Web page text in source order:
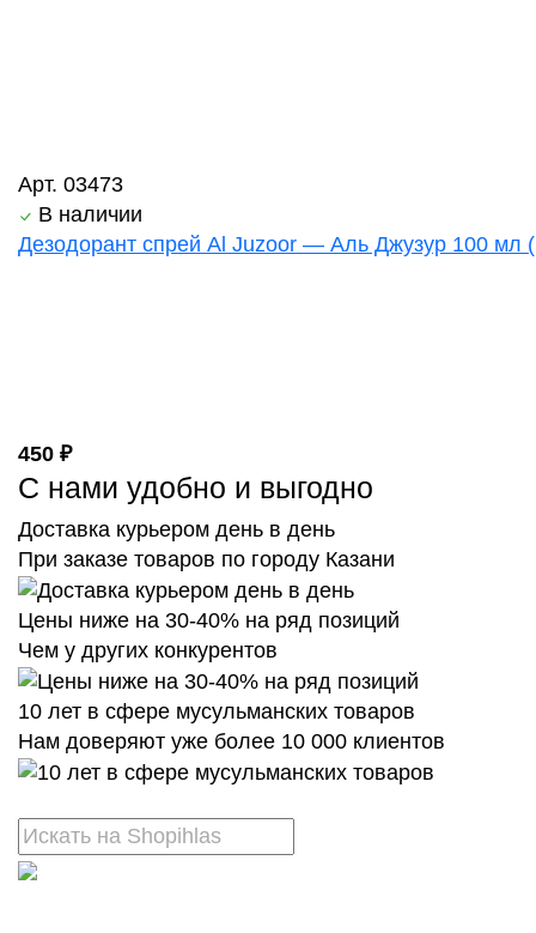
Арт. 03473
В наличии
Дезодорант спрей Al Juzoor — Аль Джузур 100 мл
450 ₽
С нами удобно и выгодно
Доставка курьером день в день
При заказе товаров по городу Казани
Цены ниже на 30-40% на ряд позиций
Чем у других конкурентов
10 лет в сфере мусульманских товаров
Нам доверяют уже более 10 000 клиентов